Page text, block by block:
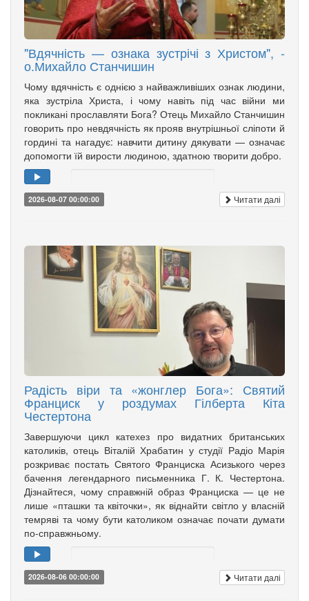
"Вдячність — ознака зустрічі з Христом", -
о.Михайло Станчишин
Чому вдячність є однією з найважливіших ознак людини,
яка зустріла Христа, і чому навіть під час війни ми
покликані прославляти Бога? Отець Михайло Станчишин
говорить про невдячність як прояв внутрішньої сліпоти й
гордині та нагадує: навчити дитину дякувати — означає
допомогти їй вирости людиною, здатною творити добро.
2026-08-07 00:00:00 Читати далі
Радість віри та «жонглер Бога»: Святий
Франциск у роздумах Гілберта Кіта
Честертона
Завершуючи цикл катехез про видатних британських
католиків, отець Віталій Храбатин у студії Радіо Марія
розкриває постать Святого Франциска Асизького через
бачення легендарного письменника Г. К. Честертона.
Дізнайтеся, чому справжній образ Франциска — це не
лише «пташки та квіточки», як віднайти світло у власній
темряві та чому бути католиком означає почати думати
по-справжньому.
2026-08-06 00:00:00 Читати далі